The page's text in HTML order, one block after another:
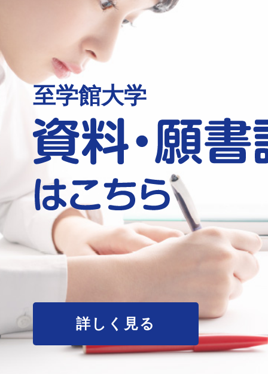
至学館大学
詳しく見る